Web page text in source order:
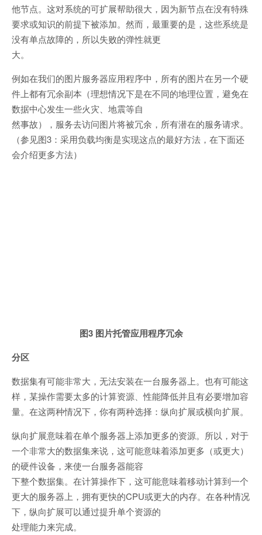
他节点。这对系统的可扩展帮助很大，因为新节点在没有特殊
要求或知识的前提下被添加。然而，最重要的是，这些系统是
没有单点故障的，所以失败的弹性就更
大。
例如在我们的图片服务器应用程序中，所有的图片在另一个硬
件上都有冗余副本（理想情况下是在不同的地理位置，避免在
数据中心发生一些火灾、地震等自
然事故），服务去访问图片将被冗余，所有潜在的服务请求。
（参见图3：采用负载均衡是实现这点的最好方法，在下面还
会介绍更多方法）
图3 图片托管应用程序冗余
分区
数据集有可能非常大，无法安装在一台服务器上。也有可能这
样，某操作需要太多的计算资源、性能降低并且有必要增加容
量。在这两种情况下，你有两种选择：纵向扩展或横向扩展。
纵向扩展意味着在单个服务器上添加更多的资源。所以，对于
一个非常大的数据集来说，这可能意味着添加更多（或更大）
的硬件设备，来使一台服务器能容
下整个数据集。在计算操作下，这可能意味着移动计算到一个
更大的服务器上，拥有更快的CPU或更大的内存。在各种情况
下，纵向扩展可以通过提升单个资源的
处理能力来完成。